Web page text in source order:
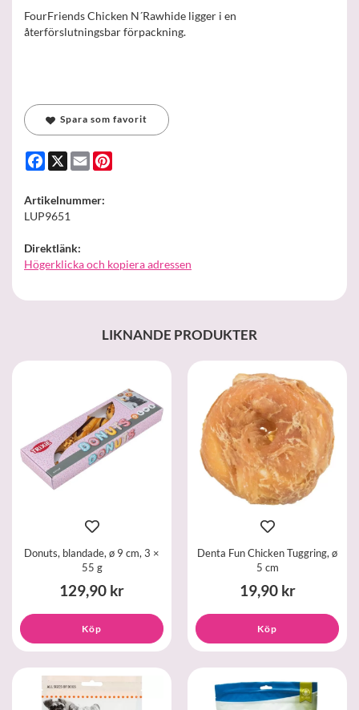
FourFriends Chicken N´Rawhide ligger i en
återförslutningsbar förpackning.
Spara som favorit
Facebook
X Email
Artikelnummer:
LUP9651
Direktlänk:
Högerklicka och kopiera adressen
LIKNANDE PRODUKTER
Donuts, blandade, ø 9 cm, 3 ×
55 g
129,90 kr
Köp
Denta Fun Chicken Tuggring, ø
5 cm
19,90 kr
Köp